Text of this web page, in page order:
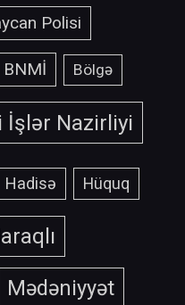
Polisi
BNMİ Bölgə
İşlər Nazirliyi
Hadisə Hüquq
Mədəniyyət